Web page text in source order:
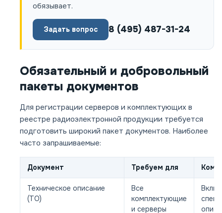
обязывает.
Задать вопрос 8 (495) 487-31-24
Обязательный и добровольный
пакеты документов
Для регистрации серверов и комплектующих в
реестре радиоэлектронной продукции требуется
подготовить широкий пакет документов. Наиболее
часто запрашиваемые:
Документ Требуем для
Техническое описание
(ТО)
Все
комплектующие
и серверы